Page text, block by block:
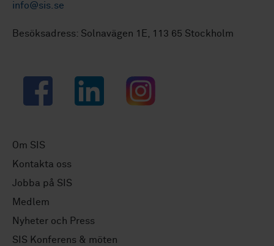
info@sis.se
Besöksadress: Solnavägen 1E, 113 65 Stockholm
Facebook LinkedIn Instagram
Om SIS
Kontakta oss
Jobba på SIS
Medlem
Nyheter och Press
SIS Konferens & möten